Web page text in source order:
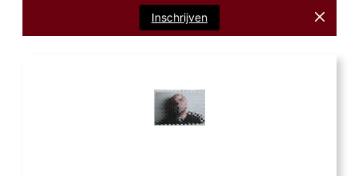
Inschrijven